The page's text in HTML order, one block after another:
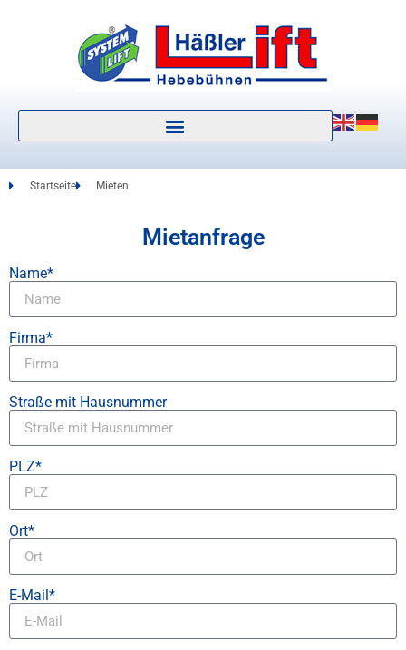
Startseite Mieten
Mietanfrage
Name*
Firma*
Straße mit Hausnummer
PLZ*
Ort*
E-Mail*